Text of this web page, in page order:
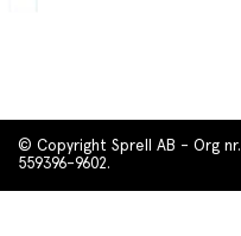
© Copyright Sprell AB - Org nr.
559396-9602.